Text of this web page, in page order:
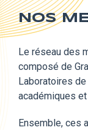
NOS
Le réseau des
composé de
Laboratoires
académiques
Ensemble, ces